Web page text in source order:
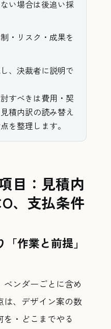
い場合は後追い採
・リスク・成果を
、決裁者に説明で
すべきは費用・契
積内訳の読み替え
を整理します。
目：見積内
、支払条件
作業と前提」
ンダーごとに含め
は、デザイン案の数
・どこまでやる